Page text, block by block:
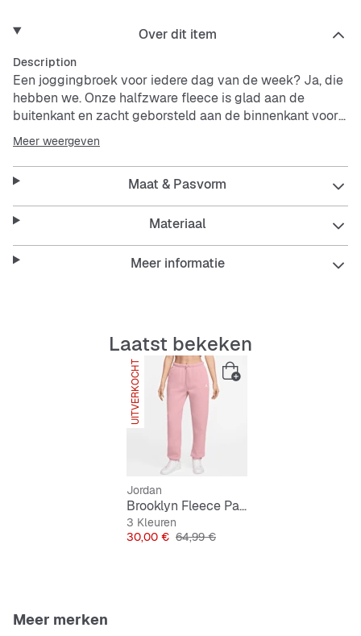
Over dit item
Description
Een joggingbroek voor iedere dag van de week? Ja, die
hebben we. Onze halfzware fleece is glad aan de
buitenkant en zacht geborsteld aan de binnenkant voor
een comfortabel gevoel met een ruime, relaxte look. Met
de elastische tailleband met trekkoord kun je jouw
perfecte pasvorm vinden.
Meer weergeven
Maat & Pasvorm
Materiaal
Meer informatie
Laatst bekeken
UITVERKOCHT
Jordan
Brooklyn Fleece Pants
3 Kleuren
Prijs
30,00 € Originele Prijs
64,99 €
Meer merken